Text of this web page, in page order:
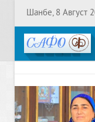
Шанбе, 8 Август